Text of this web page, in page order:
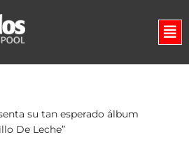
su tan esperado álbum
De Leche”